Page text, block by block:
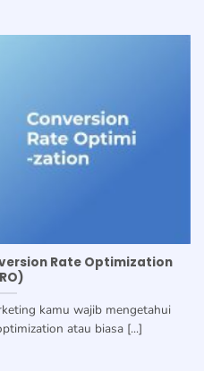
Rate Optimization
kamu wajib mengetahui
atau biasa [...]